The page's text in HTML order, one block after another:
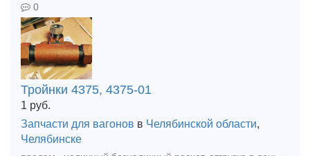
0
Тройнки 4375, 4375-01
1 руб.
Запчасти для вагонов в Челябинской области,
Челябинске